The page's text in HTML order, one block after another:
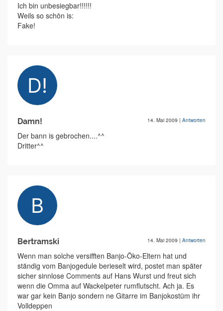
Ich bin unbesiegbar!!!!!!
Weils so schön is:
Fake!
Damn! 14. Mai 2009 | Antworten
Der bann is gebrochen....^^
Dritter^^
Bertramski 14. Mai 2009 | Antworten
Wenn man solche versifften Banjo-Öko-Eltern hat und
ständig vom Banjogedule berieselt wird, postet man später
sicher sinnlose Comments auf Hans Wurst und freut sich
wenn die Omma auf Wackelpeter rumflutscht. Ach ja. Es
war gar kein Banjo sondern ne Gitarre im Banjokostüm ihr
Volldeppen